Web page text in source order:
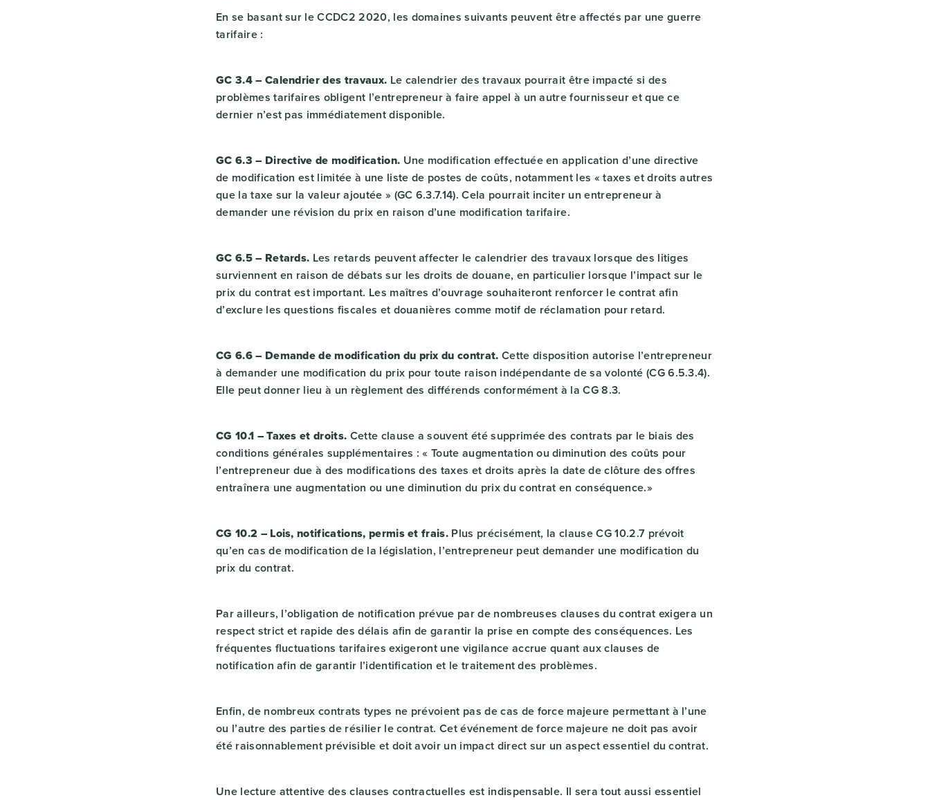
En se basant sur le CCDC2 2020, les domaines suivants peuvent être affectés par une guerre
tarifaire :
GC 3.4 – Calendrier des travaux. Le calendrier des travaux pourrait être impacté si des
problèmes tarifaires obligent l’entrepreneur à faire appel à un autre fournisseur et que ce
dernier n’est pas immédiatement disponible.
GC 6.3 – Directive de modification. Une modification effectuée en application d’une directive
de modification est limitée à une liste de postes de coûts, notamment les « taxes et droits autres
que la taxe sur la valeur ajoutée » (GC 6.3.7.14). Cela pourrait inciter un entrepreneur à
demander une révision du prix en raison d’une modification tarifaire.
GC 6.5 – Retards. Les retards peuvent affecter le calendrier des travaux lorsque des litiges
surviennent en raison de débats sur les droits de douane, en particulier lorsque l’impact sur le
prix du contrat est important. Les maîtres d’ouvrage souhaiteront renforcer le contrat afin
d’exclure les questions fiscales et douanières comme motif de réclamation pour retard.
CG 6.6 – Demande de modification du prix du contrat. Cette disposition autorise l’entrepreneur
à demander une modification du prix pour toute raison indépendante de sa volonté (CG 6.5.3.4).
Elle peut donner lieu à un règlement des différends conformément à la CG 8.3.
CG 10.1 – Taxes et droits. Cette clause a souvent été supprimée des contrats par le biais des
conditions générales supplémentaires : « Toute augmentation ou diminution des coûts pour
l’entrepreneur due à des modifications des taxes et droits après la date de clôture des offres
entraînera une augmentation ou une diminution du prix du contrat en conséquence.»
CG 10.2 – Lois, notifications, permis et frais. Plus précisément, la clause CG 10.2.7 prévoit
qu’en cas de modification de la législation, l’entrepreneur peut demander une modification du
prix du contrat.
Par ailleurs, l’obligation de notification prévue par de nombreuses clauses du contrat exigera un
respect strict et rapide des délais afin de garantir la prise en compte des conséquences. Les
fréquentes fluctuations tarifaires exigeront une vigilance accrue quant aux clauses de
notification afin de garantir l’identification et le traitement des problèmes.
Enfin, de nombreux contrats types ne prévoient pas de cas de force majeure permettant à l’une
ou l’autre des parties de résilier le contrat. Cet événement de force majeure ne doit pas avoir
été raisonnablement prévisible et doit avoir un impact direct sur un aspect essentiel du contrat.
Une lecture attentive des clauses contractuelles est indispensable. Il sera tout aussi essentiel